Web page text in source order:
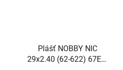
Plášť NOBBY NIC
29x2.40 (62-622) 67EPI